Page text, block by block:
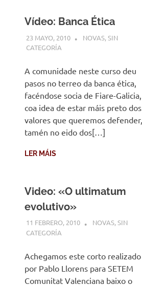
Vídeo: Banca Ética
23 MAYO, 2010 DESARROLLO
NOVAS,SIN
CATEGORÍA
A comunidade neste curso deu
pasos no terreo da banca ética,
facéndose socia de Fiare-Galicia,
coa idea de estar máis preto dos
valores que queremos defender,
tamén no eido dos[…]
LER MÁIS
Video: «O ultimatum
evolutivo»
11 FEBRERO, 2010 DESARROLLO
NOVAS,SIN
CATEGORÍA
Achegamos este corto realizado
por Pablo Llorens para SETEM
Comunitat Valenciana baixo o